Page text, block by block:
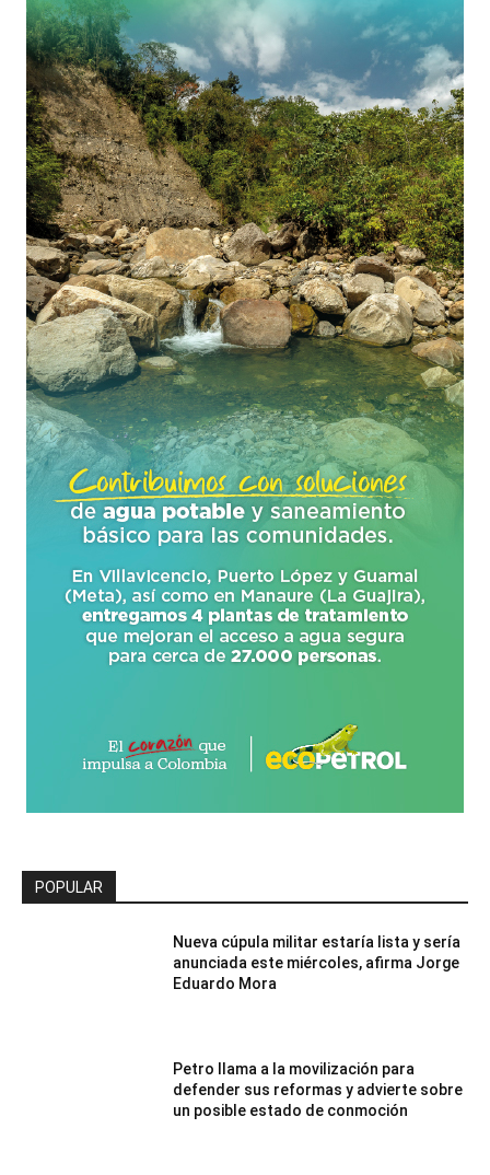
POPULAR
Nueva cúpula militar estaría lista y sería
anunciada este miércoles, afirma Jorge
Eduardo Mora
Petro llama a la movilización para
defender sus reformas y advierte sobre
un posible estado de conmoción